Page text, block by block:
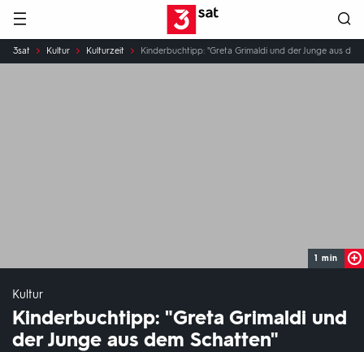
Hauptnavigation 3SAT
Sie
sind
3sat Kultur Kulturzeit Kinderbuchtipp: "Greta Grimaldi und der Junge aus
1 min
Kultur
Kinderbuchtipp: "Greta Grimaldi und
der Junge aus dem Schatten"